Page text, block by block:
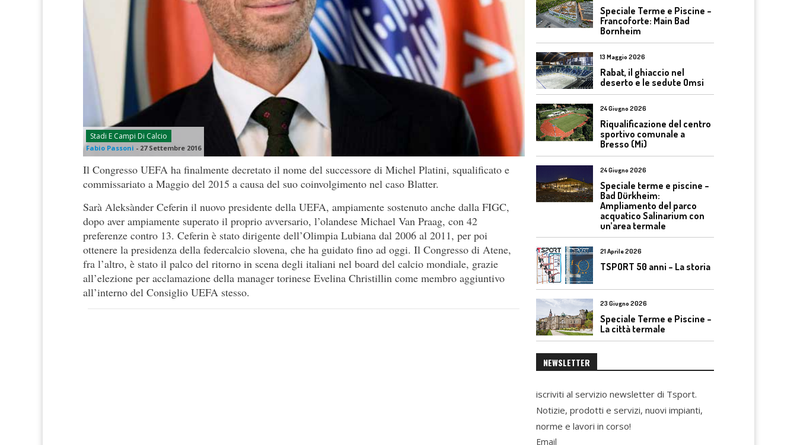
Stadi E Campi Di Calcio
Fabio Passoni - 27 Settembre 2016
Il Congresso UEFA ha finalmente decretato il nome del successore di Michel Platini, squalificato e
commissariato a Maggio del 2015 a causa del suo coinvolgimento nel caso Blatter.
Sarà Aleksànder Ceferin il nuovo presidente della UEFA, ampiamente sostenuto anche dalla FIGC,
dopo aver ampiamente superato il proprio avversario, l’olandese Michael Van Praag, con 42
preferenze contro 13. Ceferin è stato dirigente dell’Olimpia Lubiana dal 2006 al 2011, per poi
ottenere la presidenza della federcalcio slovena, che ha guidato fino ad oggi. Il Congresso di Atene,
fra l’altro, è stato il palco del ritorno in scena degli italiani nel board del calcio mondiale, grazie
all’elezione per acclamazione della manager torinese Evelina Christillin come membro aggiuntivo
all’interno del Consiglio UEFA stesso.
Speciale Terme e Piscine –
Francoforte: Main Bad
Bornheim
13 Maggio 2026
Rabat, il ghiaccio nel
deserto e le sedute Omsi
24 Giugno 2026
Riqualificazione del centro
sportivo comunale a
Bresso (Mi)
24 Giugno 2026
Speciale terme e piscine –
Bad Dürkheim:
Ampliamento del parco
acquatico Salinarium con
un’area termale
21 Aprile 2026
TSPORT 50 anni – La storia
23 Giugno 2026
Speciale Terme e Piscine –
La città termale
NEWSLETTER
iscriviti al servizio newsletter di Tsport.
Notizie, prodotti e servizi, nuovi impianti,
norme e lavori in corso!
Email